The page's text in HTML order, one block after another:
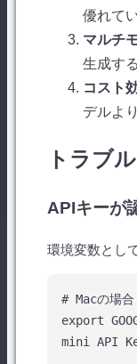
優れて
マルチ
生成す
コスト
デルよ
トラブ
APIキーが
環境変数とし
# Macの場合
export
mini API